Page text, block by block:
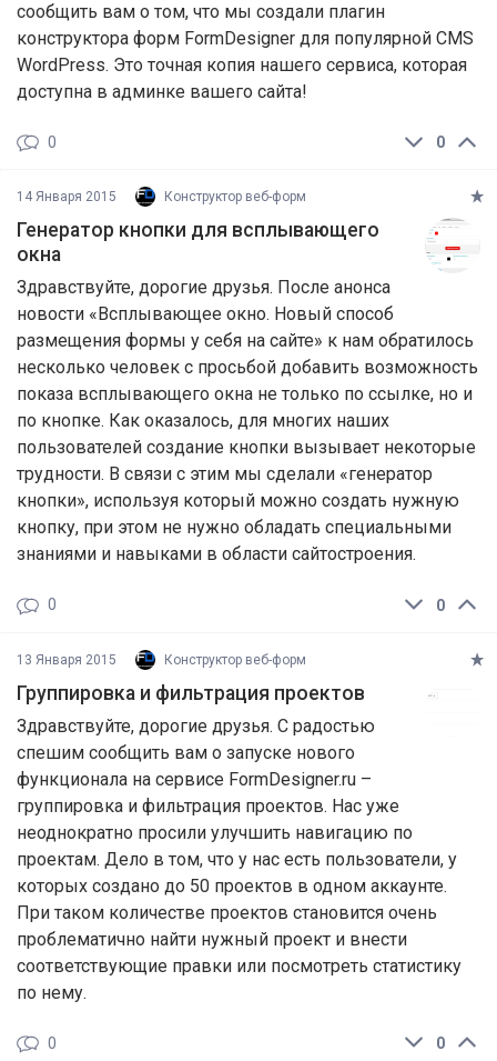
сообщить вам о том, что мы создали плагин
конструктора форм FormDesigner для популярной CMS
WordPress. Это точная копия нашего сервиса, которая
доступна в админке вашего сайта!
0
0
14 Января 2015 Конструктор веб-форм
Генератор кнопки для всплывающего
окна
Здравствуйте, дорогие друзья. После анонса
новости «Всплывающее окно. Новый способ
размещения формы у себя на сайте» к нам обратилось
несколько человек с просьбой добавить возможность
показа всплывающего окна не только по ссылке, но и
по кнопке. Как оказалось, для многих наших
пользователей создание кнопки вызывает некоторые
трудности. В связи с этим мы сделали «генератор
кнопки», используя который можно создать нужную
кнопку, при этом не нужно обладать специальными
знаниями и навыками в области сайтостроения.
0
0
13 Января 2015 Конструктор веб-форм
Группировка и фильтрация проектов
Здравствуйте, дорогие друзья. С радостью
спешим сообщить вам о запуске нового
функционала на сервисе FormDesigner.ru –
группировка и фильтрация проектов. Нас уже
неоднократно просили улучшить навигацию по
проектам. Дело в том, что у нас есть пользователи, у
которых создано до 50 проектов в одном аккаунте.
При таком количестве проектов становится очень
проблематично найти нужный проект и внести
соответствующие правки или посмотреть статистику
по нему.
0
0